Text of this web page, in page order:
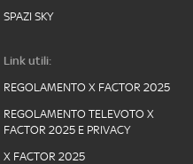
SPAZI SKY
Link utili:
REGOLAMENTO X FACTOR 2025
REGOLAMENTO TELEVOTO X
FACTOR 2025 E PRIVACY
X FACTOR 2025